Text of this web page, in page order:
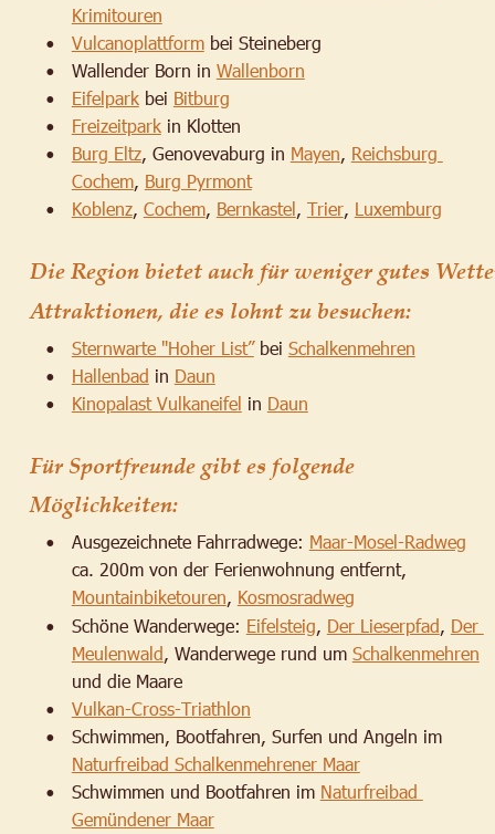
Krimitouren
• Vulcanoplattform bei Steineberg
• Wallender Born in Wallenborn
• Eifelpark bei Bitburg
• Freizeitpark in Klotten
• Burg Eltz, Genovevaburg in Mayen, Reichsburg
Cochem, Burg Pyrmont
• Koblenz, Cochem, Bernkastel, Trier, Luxemburg
Die Region bietet auch für weniger gutes
Attraktionen, die es lohnt zu besuchen:
• Sternwarte "Hoher List” bei Schalkenmehren
• Hallenbad in Daun
• Kinopalast Vulkaneifel in Daun
Für Sportfreunde gibt es folgende
Möglichkeiten:
• Ausgezeichnete Fahrradwege: Maar-Mosel-Radweg
ca. 200m von der Ferienwohnung entfernt,
Mountainbiketouren, Kosmosradweg
• Schöne Wanderwege: Eifelsteig, Der Lieserpfad, Der
Meulenwald, Wanderwege rund um Schalkenmehren
und die Maare
• Vulkan-Cross-Triathlon
•
Schwimmen, Bootfahren, Surfen und Angeln im
Naturfreibad Schalkenmehrener Maar
• Schwimmen und Bootfahren im Naturfreibad
Gemündener Maar